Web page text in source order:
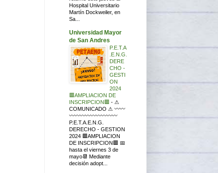
Hospital Universitario
Martín Dockweiler, en
Sa...
Universidad Mayor
de San Andres
P.E.T.A
.E.N.G.
DERE
CHO -
GESTI
ON
2024
🟥AMPLIACION DE
INSCRIPCION🟥 - ⚠
COMUNICADO ⚠ 〰〰
〰〰〰〰〰〰〰〰〰
P.E.T.A.E.N.G.
DERECHO - GESTION
2024 🟥AMPLIACION
DE INSCRIPCION🟥 📅
hasta el viernes 3 de
mayo📆 Mediante
decisión adopt...